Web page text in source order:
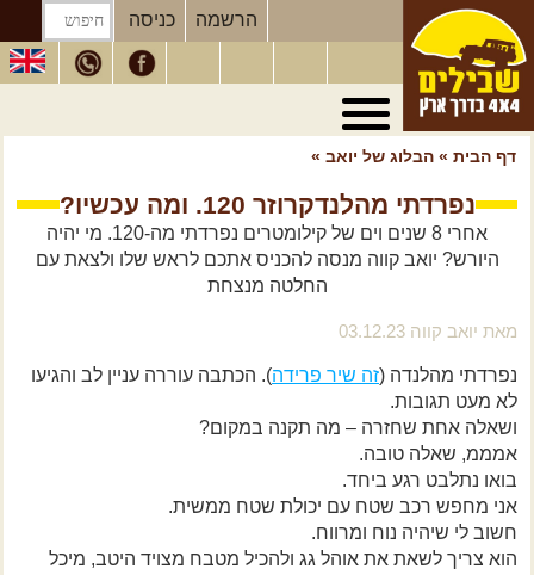
הרשמה כניסה
טיולי 4X4 בארץ
טיולים לרכב פנאי
הדרכותנהיגה
הירשמו לניוזלטר שבילים
הבלוג של יואב קווה
צרו קשר עם שבילים
דף הבית » הבלוג של יואב »
נפרדתי מהלנדקרוזר 120. ומה עכשיו?
אחרי 8 שנים וים של קילומטרים נפרדתי מה-120. מי יהיה
היורש? יואב קווה מנסה להכניס אתכם לראש שלו ולצאת עם
החלטה מנצחת
מאת יואב קווה 03.12.23
נפרדתי מהלנדה (זה שיר פרידה). הכתבה עוררה עניין לב והגיעו
לא מעט תגובות.
ושאלה אחת שחזרה – מה תקנה במקום?
אמממ, שאלה טובה.
בואו נתלבט רגע ביחד.
אני מחפש רכב שטח עם יכולת שטח ממשית.
חשוב לי שיהיה נוח ומרווח.
הוא צריך לשאת את אוהל גג ולהכיל מטבח מצויד היטב, מיכל